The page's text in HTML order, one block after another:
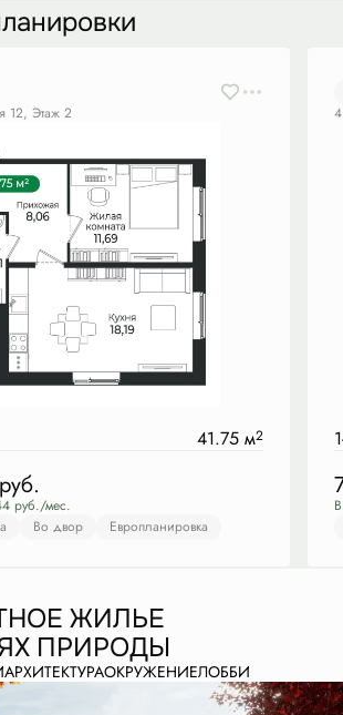
12, Этаж 2
41.75 м2
руб.
руб./мес.
Во двор Европланировка
ЖИЛЬЕ
ПРИРОДЫ
АРХИТЕКТУРАОКРУЖЕНИЕЛОББИ